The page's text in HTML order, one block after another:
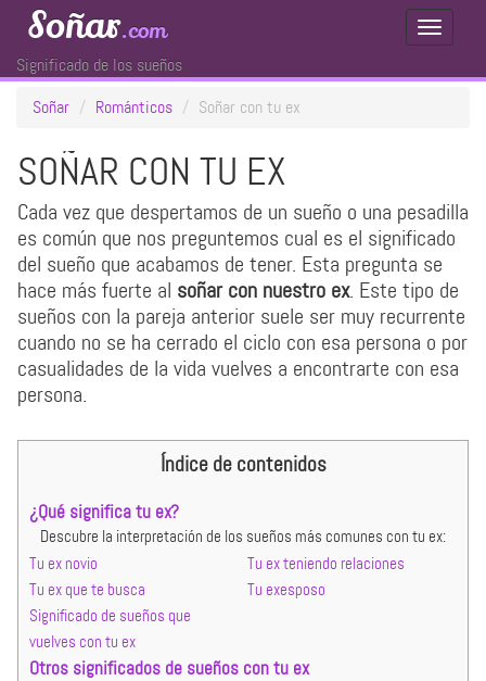
Toggle
Soñar.com
Significado de los sueños
Soñar
Románticos Soñar con tu ex
SOÑAR CON TU EX
Cada vez que despertamos de un sueño o una pesadilla
es común que nos preguntemos cual es el significado
del sueño que acabamos de tener. Esta pregunta se
hace más fuerte al soñar con nuestro ex. Este tipo de
sueños con la pareja anterior suele ser muy recurrente
cuando no se ha cerrado el ciclo con esa persona o por
casualidades de la vida vuelves a encontrarte con esa
persona.
Índice de contenidos
¿Qué significa tu ex?
Descubre la interpretación de los sueños más comunes con tu ex:
Tu ex novio
Tu ex teniendo relaciones
Tu ex que te busca
Tu exesposo
Significado de sueños que
vuelves con tu ex
Otros significados de sueños con tu ex